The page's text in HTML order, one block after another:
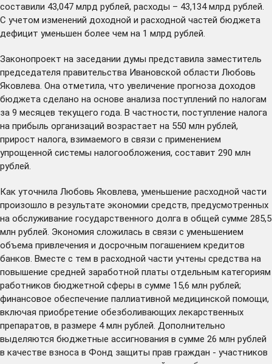
составили 43,047 млрд рублей, расходы – 43,134 млрд рублей.
С учетом изменений доходной и расходной частей бюджета
дефицит уменьшен более чем на 1 млрд рублей.
Законопроект на заседании думы представила заместитель
председателя правительства Ивановской области Любовь
Яковлева. Она отметила, что увеличение прогноза доходов
бюджета сделано на основе анализа поступлений по налогам
за 9 месяцев текущего года. В частности, поступление налога
на прибыль организаций возрастает на 550 млн рублей,
прирост налога, взимаемого в связи с применением
упрощенной системы налогообложения, составит 290 млн
рублей.
Как уточнила Любовь Яковлева, уменьшение расходной части
произошло в результате экономии средств, предусмотренных
на обслуживание государственного долга в общей сумме 285,5
млн рублей. Экономия сложилась в связи с уменьшением
объема привлечения и досрочным погашением кредитов
банков. Вместе с тем в расходной части учтены средства на
повышение средней заработной платы отдельным категориям
работников бюджетной сферы в сумме 15,6 млн рублей;
финансовое обеспечение паллиативной медицинской помощи,
включая приобретение обезболивающих лекарственных
препаратов, в размере 4 млн рублей. Дополнительно
выделяются бюджетные ассигнования в сумме 26 млн рублей
в качестве взноса в Фонд защиты прав граждан - участников